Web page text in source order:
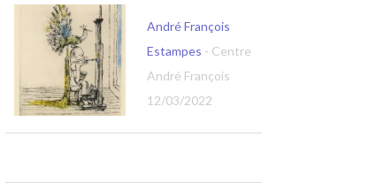
André François
Estampes - Centre
André François
12/03/2022